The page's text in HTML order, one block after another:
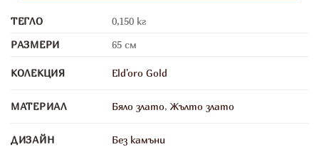
ТЕГЛО
0,150 кг
РАЗМЕРИ
65 см
КОЛЕКЦИЯ Eld'oro Gold
МАТЕРИАЛ Бяло злато,Жълто злато
ДИЗАЙН Без камъни